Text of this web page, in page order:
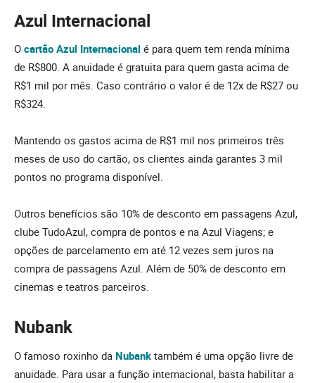
Azul Internacional
O cartão Azul Internacional é para quem tem renda mínima
de R$800. A anuidade é gratuita para quem gasta acima de
R$1 mil por mês. Caso contrário o valor é de 12x de R$27 ou
R$324.
Mantendo os gastos acima de R$1 mil nos primeiros três
meses de uso do cartão, os clientes ainda garantes 3 mil
pontos no programa disponível.
Outros benefícios são 10% de desconto em passagens Azul,
clube TudoAzul, compra de pontos e na Azul Viagens​; e
opções de parcelamento em até 12 vezes sem juros na
compra de passagens Azul. Além de 50% de desconto em
cinemas e teatros parceiros.
Nubank
O famoso roxinho da Nubank também é uma opção livre de
anuidade. Para usar a função internacional, basta habilitar a